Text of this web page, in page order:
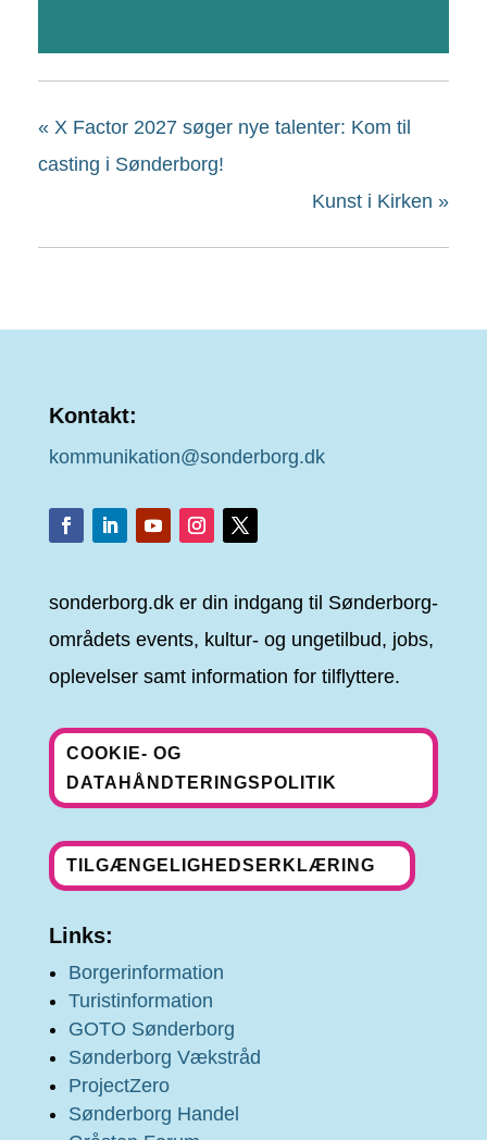
« X Factor 2027 søger nye talenter: Kom til
casting i Sønderborg!
Kunst i Kirken »
Kontakt:
kommunikation@sonderborg.dk
sonderborg.dk er din indgang til Sønderborg-
områdets events, kultur- og ungetilbud, jobs,
oplevelser samt information for tilflyttere.
COOKIE- OG
DATAHÅNDTERINGSPOLITIK
TILGÆNGELIGHEDSERKLÆRING
Links:
Borgerinformation
Turistinformation
GOTO Sønderborg
Sønderborg Vækstråd
ProjectZero
Sønderborg Handel